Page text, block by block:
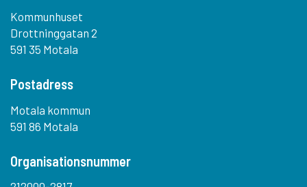
Kommunhuset
Drottninggatan 2
591 35 Motala
Postadress
Motala kommun
591 86 Motala
Organisationsnummer